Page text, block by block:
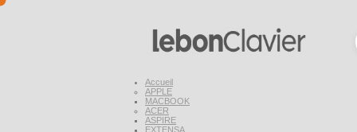
Accueil
APPLE
MACBOOK
ACER
ASPIRE
EXTENSA